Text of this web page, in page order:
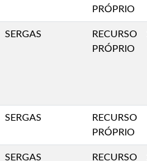
PRÓPRIO
SERGAS
RECURSO
PRÓPRIO
SERGAS
RECURSO
PRÓPRIO
SERGAS
RECURSO